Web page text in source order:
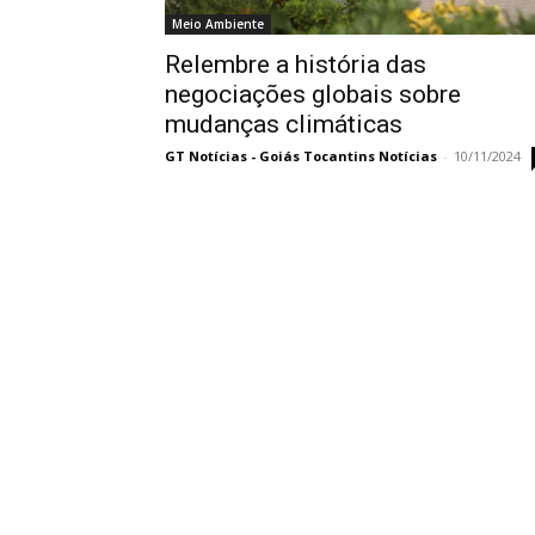
Meio Ambiente
Relembre a história das
negociações globais sobre
mudanças climáticas
GT Notícias - Goiás Tocantins Notícias - 10/11/2024